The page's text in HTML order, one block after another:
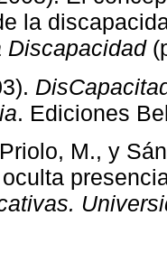
la
Discapacidad
. Ediciones
M., y